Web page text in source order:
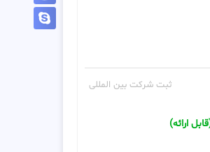
ثبت شرکت بین المللی
ارائه)